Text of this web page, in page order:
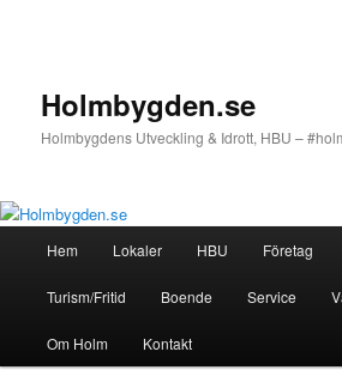
Holmbygden.se
Holmbygdens Utveckling & Idrott, HBU –
Hem Lokaler HBU Företag
Turism/Fritid Boende Service
Om Holm Kontakt